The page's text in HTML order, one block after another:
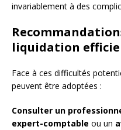
invariablement à des
liquidation
Face à ces difficultés
peuvent être adoptées :
Consulter un
expert-comptable ou un